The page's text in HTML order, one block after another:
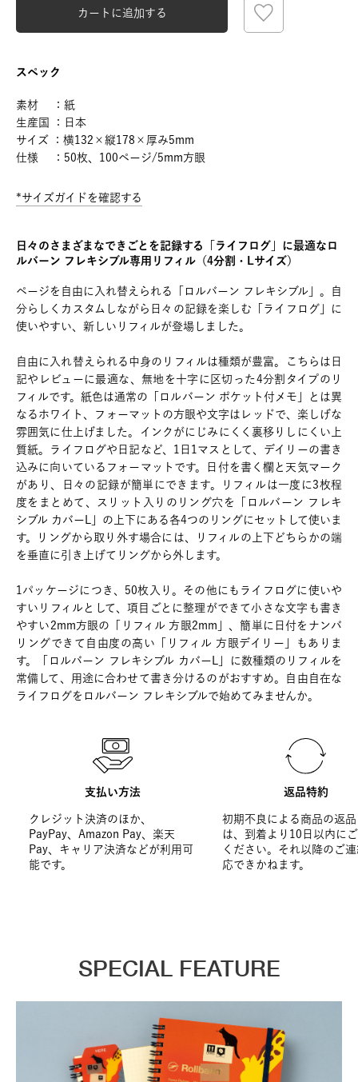
カートに追加する
スペック
素材 ：紙
生産国 ：日本
サイズ ：横132×縦178×厚み5mm
仕様 ：50枚、100ページ/5mm方眼
*サイズガイドを確認する
日々のさまざまなできごとを記録する「ライフログ」に最適なロ
ルバーン フレキシブル専用リフィル（4分割・Lサイズ）
ページを自由に入れ替えられる「ロルバーン フレキシブル」。自
分らしくカスタムしながら日々の記録を楽しむ「ライフログ」に
使いやすい、新しいリフィルが登場しました。
自由に入れ替えられる中身のリフィルは種類が豊富。こちらは日
記やレビューに最適な、無地を十字に区切った4分割タイプのリ
フィルです。紙色は通常の「ロルバーン ポケット付メモ」とは異
なるホワイト、フォーマットの方眼や文字はレッドで、楽しげな
雰囲気に仕上げました。インクがにじみにくく裏移りしにくい上
質紙。ライフログや日記など、1日1マスとして、デイリーの書き
込みに向いているフォーマットです。日付を書く欄と天気マーク
があり、日々の記録が簡単にできます。リフィルは一度に3枚程
度をまとめて、スリット入りのリング穴を「ロルバーン フレキ
シブル カバーL」の上下にある各4つのリングにセットして使いま
す。リングから取り外す場合には、リフィルの上下どちらかの端
を垂直に引き上げてリングから外します。
1パッケージにつき、50枚入り。その他にもライフログに使いや
すいリフィルとして、項目ごとに整理ができて小さな文字も書き
やすい2mm方眼の「リフィル 方眼2mm」、簡単に日付をナンバ
リングできて自由度の高い「リフィル 方眼デイリー」もありま
す。「ロルバーン フレキシブル カバーL」に数種類のリフィルを
常備して、用途に合わせて書き分けるのがおすすめ。自由自在な
ライフログをロルバーン フレキシブルで始めてみませんか。
支払い方法
クレジット決済のほか、
PayPay、Amazon Pay、楽天
Pay、キャリア決済などが利用可
能です。
返品特約
初期不良による商品の返
は、到着より10日以内に
ください。それ以降のご
応できかねます。
SPECIAL FEATURE